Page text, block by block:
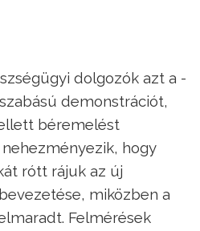
dolgozók azt a -
demonstrációt,
béremelést
hogy
rótt rájuk az új
miközben a
Felmérések